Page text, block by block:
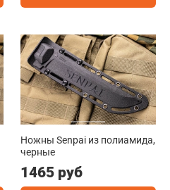
Ножны Senpai из полиамида,
черные
1465 руб